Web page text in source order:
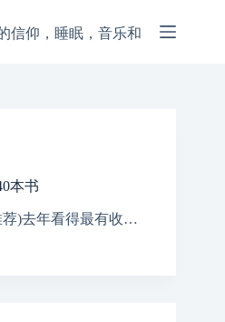
信仰，睡眠，音乐和
本书
荐)去年看得最有收…